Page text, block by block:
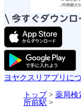
ヨヤクスリアプリに
トップ> 薬局検
所前駅 >